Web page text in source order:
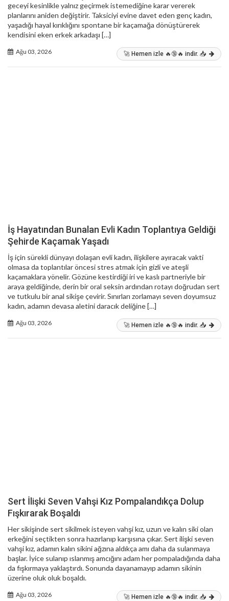
geceyi kesinlikle yalnız geçirmek istemediğine karar vererek
planlarını aniden değiştirir. Taksiciyi evine davet eden genç kadın,
yaşadığı hayal kırıklığını spontane bir kaçamağa dönüştürerek
kendisini eken erkek arkadaşı […]
Ağu 03, 2026 🚀 Hemen izle 🔥🔞🔥 indir. 📥
İş Hayatından Bunalan Evli Kadın Toplantıya Geldiği
Şehirde Kaçamak Yaşadı
İş için sürekli dünyayı dolaşan evli kadın, ilişkilere ayıracak vakti
olmasa da toplantılar öncesi stres atmak için gizli ve ateşli
kaçamaklara yönelir. Gözüne kestirdiği iri ve kaslı partneriyle bir
araya geldiğinde, derin bir oral seksin ardından rotayı doğrudan sert
ve tutkulu bir anal sikişe çevirir. Sınırları zorlamayı seven doyumsuz
kadın, adamın devasa aletini daracık deliğine […]
Ağu 03, 2026 🚀 Hemen izle 🔥🔞🔥 indir. 📥
Sert İlişki Seven Vahşi Kız Pompalandıkça Dolup
Fışkırarak Boşaldı
Her sikişinde sert sikilmek isteyen vahşi kız, uzun ve kalın siki olan
erkeğini seçtikten sonra hazırlanıp karşısına çıkar. Sert ilişki seven
vahşi kız, adamın kalın sikini ağzına aldıkça amı daha da sulanmaya
başlar. İyice sulanıp ıslanmış amcığını adam her pompaladığında daha
da fışkırmaya yaklaştırdı. Sonunda dayanamayıp adamın sikinin
üzerine oluk oluk boşaldı.
Ağu 03, 2026 🚀 Hemen izle 🔥🔞🔥 indir. 📥